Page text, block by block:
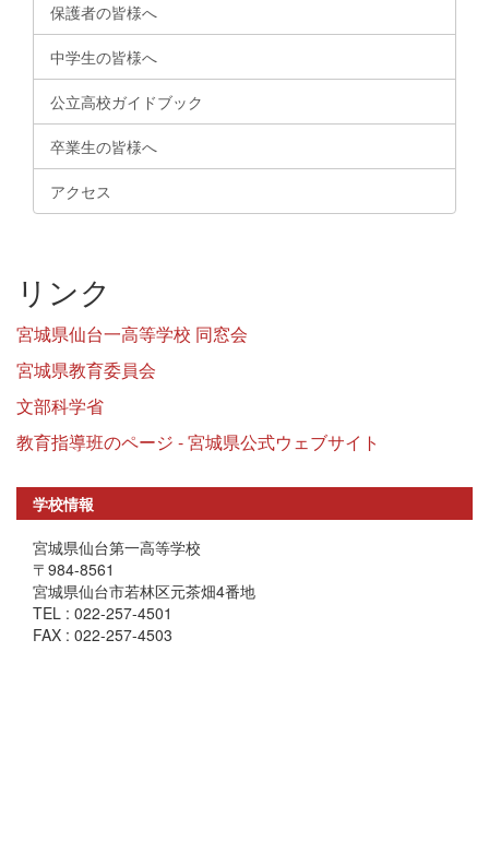
保護者の皆様へ
中学生の皆様へ
公立高校ガイドブック
卒業生の皆様へ
アクセス
リンク
宮城県仙台一高等学校 同窓会
宮城県教育委員会
文部科学省
教育指導班のページ - 宮城県公式ウェブサイト
学校情報
宮城県仙台第一高等学校
〒984-8561
宮城県仙台市若林区元茶畑4番地
TEL : 022-257-4501
FAX : 022-257-4503